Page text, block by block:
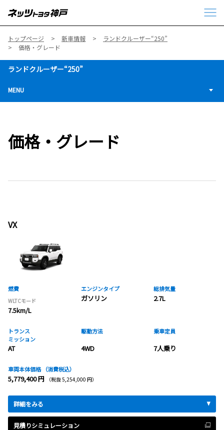
トップページ 新車情報
ランドクルーザー“250”
価格・グレード
ランドクルーザー“250”
MENU
価格・グレード
VX
燃費
WLTCモード
7.5km/L
エンジンタイプ
ガソリン
総排気量
2.7L
トランス
ミッション
AT
駆動方法
4WD
乗車定員
7人乗り
車両本体価格 （消費税込）
5,779,400 円 （税抜 5,254,000 円）
詳細をみる
見積りシミュレーション